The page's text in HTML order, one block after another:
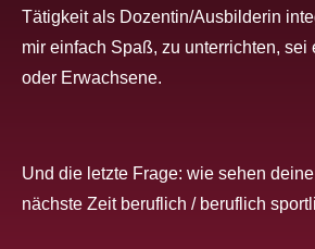
Tätigkeit als Dozentin/Ausbilderin
mir einfach Spaß, zu unterrichten, sei
oder Erwachsene.
Und die letzte Frage: wie sehen
nächste Zeit beruflich / beruflich